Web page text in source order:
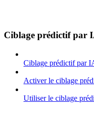
Ciblage prédictif par
Ciblage prédictif par
Activer le ciblage
Utiliser le ciblage